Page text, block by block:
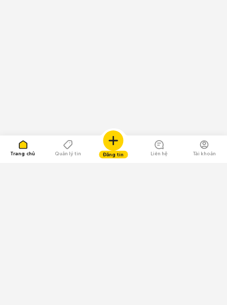
Trang chủ Quản lý tin Đăng tin Liên hệ Tài khoản